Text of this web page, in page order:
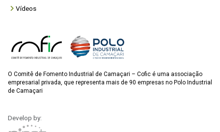
Vídeos
O Comitê de Fomento Industrial de Camaçari – Cofic é uma associação
empresarial privada, que representa mais de 90 empresas no Polo Industrial
de Camaçari
Develop by: